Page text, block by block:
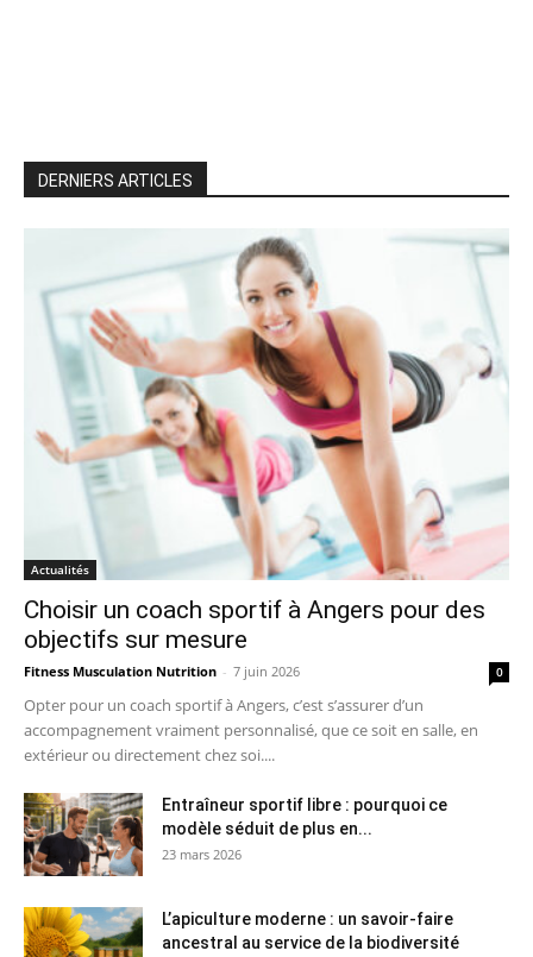
DERNIERS ARTICLES
Actualités
Choisir un coach sportif à Angers pour des
objectifs sur mesure
Fitness Musculation Nutrition - 7 juin 2026 0
Opter pour un coach sportif à Angers, c’est s’assurer d’un
accompagnement vraiment personnalisé, que ce soit en salle, en
extérieur ou directement chez soi....
Entraîneur sportif libre : pourquoi ce
modèle séduit de plus en...
23 mars 2026
L’apiculture moderne : un savoir-faire
ancestral au service de la biodiversité